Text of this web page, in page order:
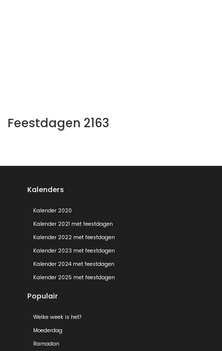
Feestdagen 2163
Kalenders
Kalender 2020
Kalender 2021 met feestdagen
Kalender 2022 met feestdagen
Kalender 2023 met feestdagen
Kalender 2024 met feestdagen
Kalender 2025 met feestdagen
Populair
Welke week is het?
Moederdag
Ramadan